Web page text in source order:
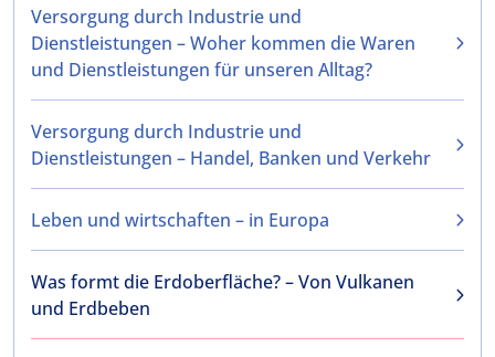
Versorgung durch Industrie und
Dienstleistungen – Woher kommen die Waren
und Dienstleistungen für unseren Alltag?
Versorgung durch Industrie und
Dienstleistungen – Handel, Banken und Verkehr
Leben und wirtschaften – in Europa
Was formt die Erdoberfläche? – Von Vulkanen
und Erdbeben